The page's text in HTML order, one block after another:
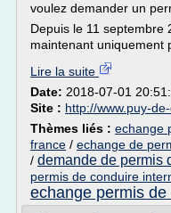
voulez demander un
Depuis le 11 septembre
maintenant uniquement
Lire la suite
Date: 2018-07-01
Site : http://www.puy-
Thèmes liés : echange
france / echange de
/ demande de permis
permis de conduire
echange permis de